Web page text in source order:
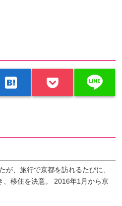
hatenabookmark line
が、旅行で京都を訪れるたびに、
、移住を決意。 2016年1月から京